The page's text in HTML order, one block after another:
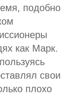
подобно
как Марк.
свои
плохо